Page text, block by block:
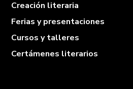
Creación literaria
Ferias y presentaciones
Cursos y talleres
Certámenes literarios